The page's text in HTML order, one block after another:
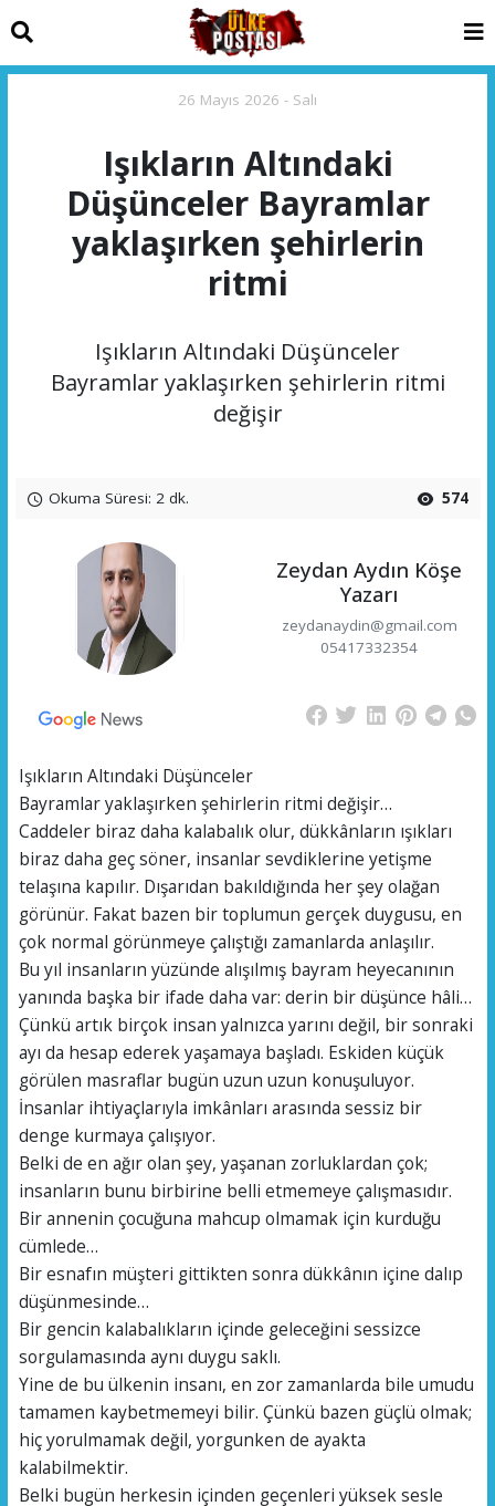
26 Mayıs 2026 - Salı
Işıkların Altındaki
Düşünceler Bayramlar
yaklaşırken şehirlerin
ritmi
Işıkların Altındaki Düşünceler
Bayramlar yaklaşırken şehirlerin ritmi
değişir
Okuma Süresi: 2 dk. 574
Zeydan Aydın Köşe
Yazarı
zeydanaydin@gmail.com
05417332354
Işıkların Altındaki Düşünceler
Bayramlar yaklaşırken şehirlerin ritmi değişir…
Caddeler biraz daha kalabalık olur, dükkânların ışıkları
biraz daha geç söner, insanlar sevdiklerine yetişme
telaşına kapılır. Dışarıdan bakıldığında her şey olağan
görünür. Fakat bazen bir toplumun gerçek duygusu, en
çok normal görünmeye çalıştığı zamanlarda anlaşılır.
Bu yıl insanların yüzünde alışılmış bayram heyecanının
yanında başka bir ifade daha var: derin bir düşünce hâli…
Çünkü artık birçok insan yalnızca yarını değil, bir sonraki
ayı da hesap ederek yaşamaya başladı. Eskiden küçük
görülen masraflar bugün uzun uzun konuşuluyor.
İnsanlar ihtiyaçlarıyla imkânları arasında sessiz bir
denge kurmaya çalışıyor.
Belki de en ağır olan şey, yaşanan zorluklardan çok;
insanların bunu birbirine belli etmemeye çalışmasıdır.
Bir annenin çocuğuna mahcup olmamak için kurduğu
cümlede…
Bir esnafın müşteri gittikten sonra dükkânın içine dalıp
düşünmesinde…
Bir gencin kalabalıkların içinde geleceğini sessizce
sorgulamasında aynı duygu saklı.
Yine de bu ülkenin insanı, en zor zamanlarda bile umudu
tamamen kaybetmemeyi bilir. Çünkü bazen güçlü olmak;
hiç yorulmamak değil, yorgunken de ayakta
kalabilmektir.
Belki bugün herkesin içinden geçenleri yüksek sesle